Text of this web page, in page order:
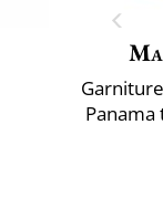
Panama